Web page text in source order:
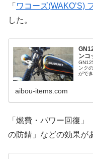
「 ワコーズ(WAKO’S)
した。
ンコ
ンク
がで
aibou-items.com
「燃費・パワー回復
の防錆」などの効果が